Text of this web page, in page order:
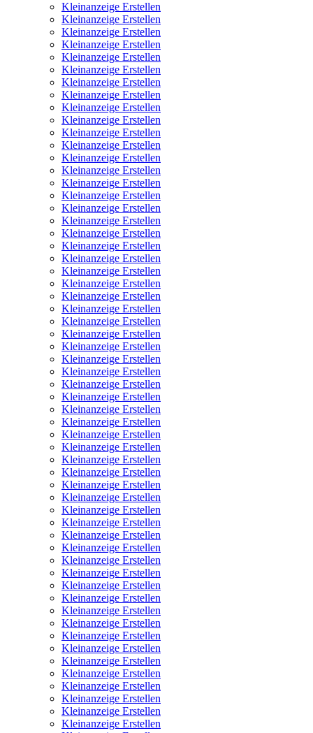
Kleinanzeige Erstellen
Kleinanzeige Erstellen
Kleinanzeige Erstellen
Kleinanzeige Erstellen
Kleinanzeige Erstellen
Kleinanzeige Erstellen
Kleinanzeige Erstellen
Kleinanzeige Erstellen
Kleinanzeige Erstellen
Kleinanzeige Erstellen
Kleinanzeige Erstellen
Kleinanzeige Erstellen
Kleinanzeige Erstellen
Kleinanzeige Erstellen
Kleinanzeige Erstellen
Kleinanzeige Erstellen
Kleinanzeige Erstellen
Kleinanzeige Erstellen
Kleinanzeige Erstellen
Kleinanzeige Erstellen
Kleinanzeige Erstellen
Kleinanzeige Erstellen
Kleinanzeige Erstellen
Kleinanzeige Erstellen
Kleinanzeige Erstellen
Kleinanzeige Erstellen
Kleinanzeige Erstellen
Kleinanzeige Erstellen
Kleinanzeige Erstellen
Kleinanzeige Erstellen
Kleinanzeige Erstellen
Kleinanzeige Erstellen
Kleinanzeige Erstellen
Kleinanzeige Erstellen
Kleinanzeige Erstellen
Kleinanzeige Erstellen
Kleinanzeige Erstellen
Kleinanzeige Erstellen
Kleinanzeige Erstellen
Kleinanzeige Erstellen
Kleinanzeige Erstellen
Kleinanzeige Erstellen
Kleinanzeige Erstellen
Kleinanzeige Erstellen
Kleinanzeige Erstellen
Kleinanzeige Erstellen
Kleinanzeige Erstellen
Kleinanzeige Erstellen
Kleinanzeige Erstellen
Kleinanzeige Erstellen
Kleinanzeige Erstellen
Kleinanzeige Erstellen
Kleinanzeige Erstellen
Kleinanzeige Erstellen
Kleinanzeige Erstellen
Kleinanzeige Erstellen
Kleinanzeige Erstellen
Kleinanzeige Erstellen